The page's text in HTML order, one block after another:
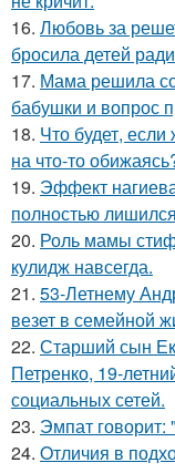
16. Любовь за
бросила детей
17. Мама решила
бабушки и вопрос
18. Что будет, если
на что-то
19. Эффект
полностью
20. Роль мамы
кулидж навсегда.
21. 53-Летнему
везет в семейной
22. Старший сын
Петренко, 19-
социальных сетей.
23. Эмпат говорит:
24. Oтличия в